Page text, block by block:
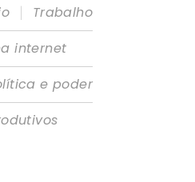
|
Trabalho
internet
e poder